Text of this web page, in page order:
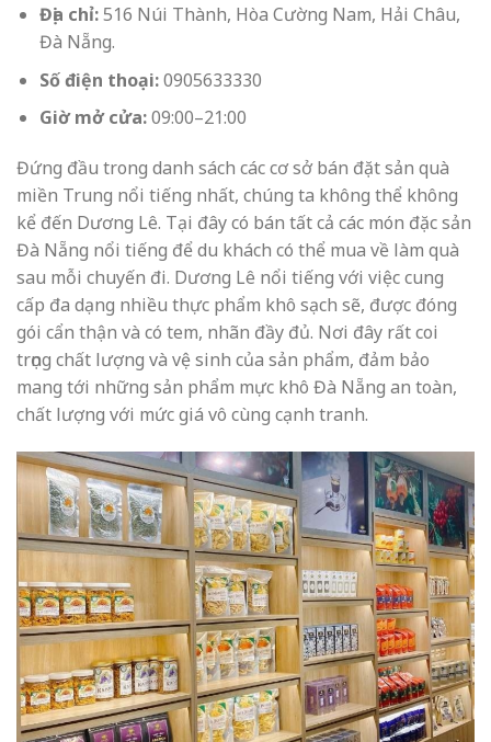
Địa chỉ:516 Núi Thành, Hòa Cường Nam, Hải Châu,
Đà Nẵng.
Số điện thoại:0905633330
Giờ mở cửa:09:00–21:00
Đứng đầu trong danh sách các cơ sở bán đặt sản quà
miền Trung nổi tiếng nhất, chúng ta không thể không
kể đến Dương Lê. Tại đây có bán tất cả các món đặc sản
Đà Nẵng nổi tiếng để du khách có thể mua về làm quà
sau mỗi chuyến đi. Dương Lê nổi tiếng với việc cung
cấp đa dạng nhiều thực phẩm khô sạch sẽ, được đóng
gói cẩn thận và có tem, nhãn đầy đủ. Nơi đây rất coi
trọng chất lượng và vệ sinh của sản phẩm, đảm bảo
mang tới những sản phẩm mực khô Đà Nẵng an toàn,
chất lượng với mức giá vô cùng cạnh tranh.